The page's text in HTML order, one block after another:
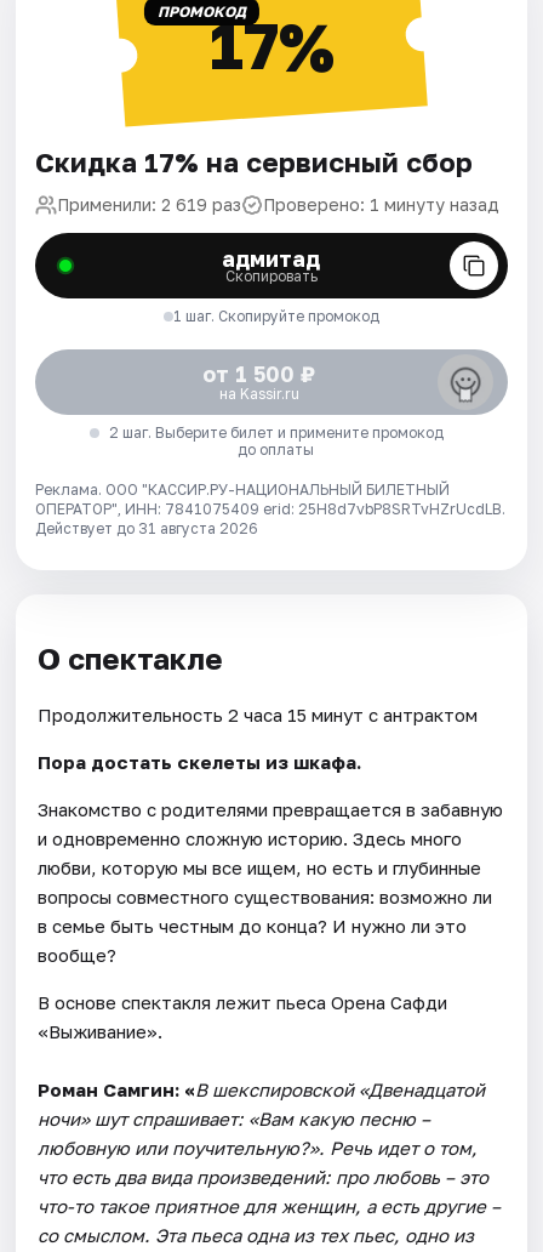
ПРОМОКОД17%
Скидка 17% на сервисный сбор
Применили: 2 619 раз Проверено: 1 минуту назад
адмитад
Скопировать
1 шаг. Скопируйте промокод
от 1 500 ₽
на Kassir.ru
2 шаг. Выберите билет и примените промокод
до оплаты
Реклама. ООО "КАССИР.РУ-НАЦИОНАЛЬНЫЙ БИЛЕТНЫЙ
ОПЕРАТОР", ИНН: 7841075409 erid: 25H8d7vbP8SRTvHZrUcdLB.
Действует до 31 августа 2026
О спектакле
Продолжительность 2 часа 15 минут с антрактом
Пора достать скелеты из шкафа.
Знакомство с родителями превращается в забавную
и одновременно сложную историю. Здесь много
любви, которую мы все ищем, но есть и глубинные
вопросы совместного существования: возможно ли
в семье быть честным до конца? И нужно ли это
вообще?
В основе спектакля лежит пьеса Орена Сафди
«Выживание».
Роман Самгин: «В шекспировской «Двенадцатой
ночи» шут спрашивает: «Вам какую песню –
любовную или поучительную?». Речь идет о том,
что есть два вида произведений: про любовь – это
что-то такое приятное для женщин, а есть другие –
со смыслом. Эта пьеса одна из тех пьес, одно из